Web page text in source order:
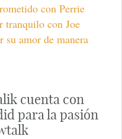
con Perrie
con Joe
amor de manera
cuenta con
para la pasión